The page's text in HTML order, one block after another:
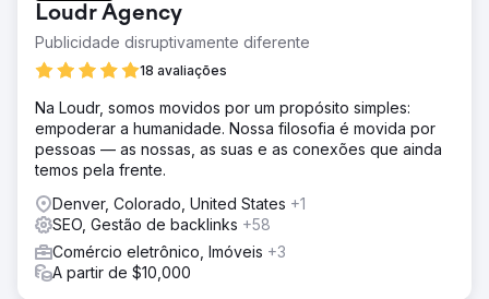
Loudr Agency
Publicidade disruptivamente diferente
18 avaliações
Na Loudr, somos movidos por um propósito simples:
empoderar a humanidade. Nossa filosofia é movida por
pessoas — as nossas, as suas e as conexões que ainda
temos pela frente.
Denver, Colorado, United States +1
SEO, Gestão de backlinks +58
Comércio eletrônico, Imóveis +3
A partir de $10,000